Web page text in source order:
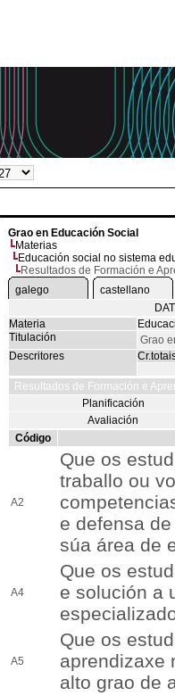
Grao en Educación Social
Materias
Educación social no sistema
Resultados de Formación e
galego
castellano
Materia
Titulación
Grao
Descritores
Resultados de Formación e
Planificación
Avaliación
Código
A2
Que os
traballo ou
e defensa
súa área de
A4
Que os
e solución a
A5
Que os
aprendizaxe
alto grao de